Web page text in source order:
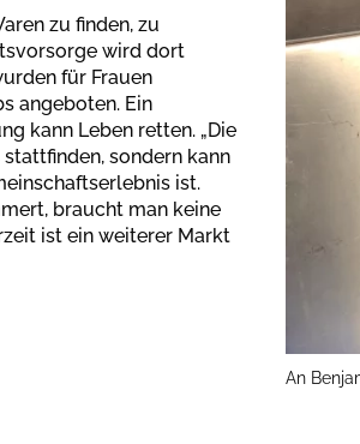
An
zu finden, zu
wird dort
für Frauen
angeboten. Ein
kann Leben retten. „Die
sondern kann
ist.
braucht man keine
ist ein weiterer Markt